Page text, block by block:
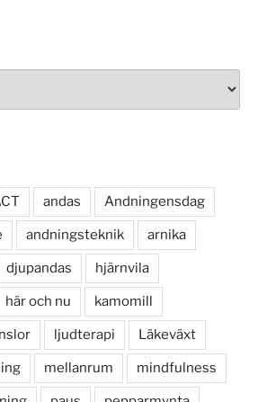
andas Andningensdag
andningsteknik arnika
djupandas hjärnvila
här och nu kamomill
ljudterapi Läkeväxt
mellanrum mindfulness